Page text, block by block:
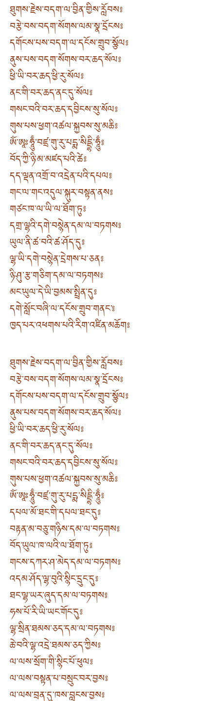
ཐུགས་རྗེས་བདག་ལ་བྱིན་གྱིས་རློབས༔
བརྩེ་བས་བདག་སོགས་ལམ་སྣ་དྲོངས༔
དགོངས་པས་བདག་ལ་དངོས་གྲུབ་སྩོལ༔
ནུས་པས་བདག་སོགས་བར་ཆད་སོལ༔
ཕྱི་ཡི་བར་ཆད་ཕྱི་རུ་སོལ༔
ནང་གི་བར་ཆད་ནང་དུ་སོལ༔
གསང་བའི་བར་ཆད་དབྱིངས་སུ་སོལ༔
གུས་པས་ཕྱག་འཚལ་སྐྱབས་སུ་མཆི༔
ཨོཾ་ཨཱཿཧཱུྃ་བཛྲ་གུ་རུ་པདྨ་སིདྡྷི་ཧཱུྃ༔
བོད་ཀྱི་ཉི་མ་མཛད་པའི་ཚེ༔
དད་ལྡན་འགྲོ་བ་འདྲེན་པའི་དཔལ༔
གང་ལ་གང་འདུལ་སྐུར་བསྟན་ནས༔
གཙང་ཁ་ལ་ཡི་ལ་ཐོག་ཏུ༔
དགྲ་ལྷའི་དགེ་བསྙེན་དམ་ལ་བཏགས༔
ཡུལ་ནི་ཚ་བའི་ཚ་ཤོད་དུ༔
ལྷ་ཡི་དགེ་བསྙེན་དྲེགས་པ་ཅན༔
ཉི་ཤུ་རྩ་གཅིག་དམ་ལ་བཏགས༔
མང་ཡུལ་དེ་ཡི་བྱམས་སྤྲིན་དུ༔
དགེ་སློང་བཞི་ལ་དངོས་གྲུབ་གནང་༔
ཁྱད་པར་འཕགས་པའི་རིག་འཛིན་མཆོག༔
ཐུགས་རྗེས་བདག་ལ་བྱིན་གྱིས་རློབས༔
བརྩེ་བས་བདག་སོགས་ལམ་སྣ་དྲོངས༔
དགོངས་པས་བདག་ལ་དངོས་གྲུབ་སྩོལ༔
ནུས་པས་བདག་སོགས་བར་ཆད་སོལ༔
ཕྱི་ཡི་བར་ཆད་ཕྱི་རུ་སོལ༔
ནང་གི་བར་ཆད་ནང་དུ་སོལ༔
གསང་བའི་བར་ཆད་དབྱིངས་སུ་སོལ༔
གུས་པས་ཕྱག་འཚལ་སྐྱབས་སུ་མཆི༔
ཨོཾ་ཨཱཿཧཱུྃ་བཛྲ་གུ་རུ་པདྨ་སིདྡྷི་ཧཱུྃ༔
དཔལ་མོ་ཐང་གི་དཔལ་ཐང་དུ༔
བརྟན་མ་བཅུ་གཉིས་དམ་ལ་བཏགས༔
བོད་ཡུལ་ཁ་ལའི་ལ་ཐོག་ཏུ༔
གངས་དཀར་ཤ་མེད་དམ་ལ་བཏགས༔
འདམ་ཤོད་ལྷ་བུའི་སྙིང་དྲུང་དུ༔
ཐང་ལྷ་ཡར་ཞུད་དམ་ལ་བཏགས༔
ཧས་པོ་རི་ཡི་ཡང་གོང་དུ༔
ལྷ་སྲིན་ཐམས་ཅད་དམ་ལ་བཏགས༔
ཆེ་བའི་ལྷ་འདྲེ་ཐམས་ཅད་ཀྱིས༔
ལ་ལས་སྲོག་གི་སྙིང་པོ་ཕུལ༔
ལ་ལས་བསྟན་པ་བསྲུང་བར་བྱས༔